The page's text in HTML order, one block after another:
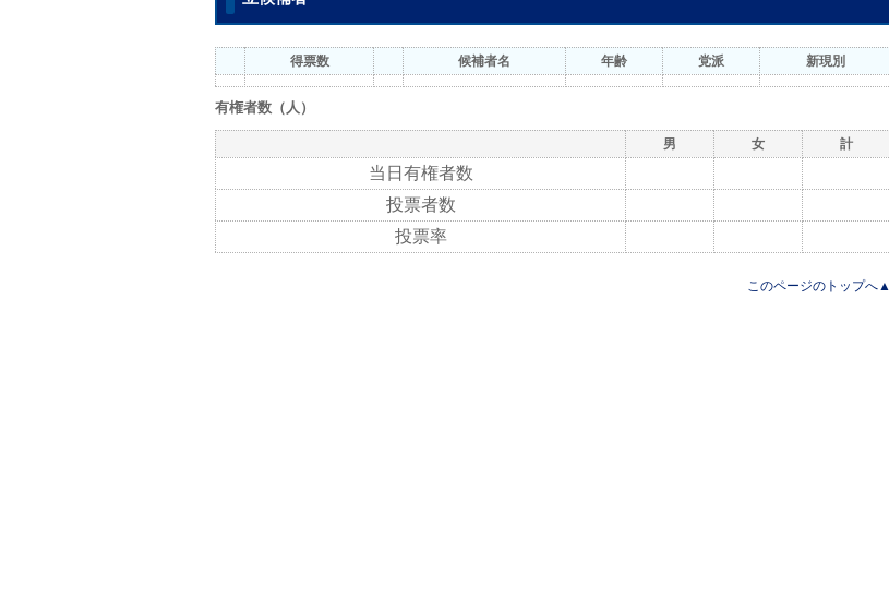
得票数 候補者名 年齢 党派 新現別
有権者数（人）
男 女 計
当日有権者数
投票者数
投票率
このページのトップへ▲